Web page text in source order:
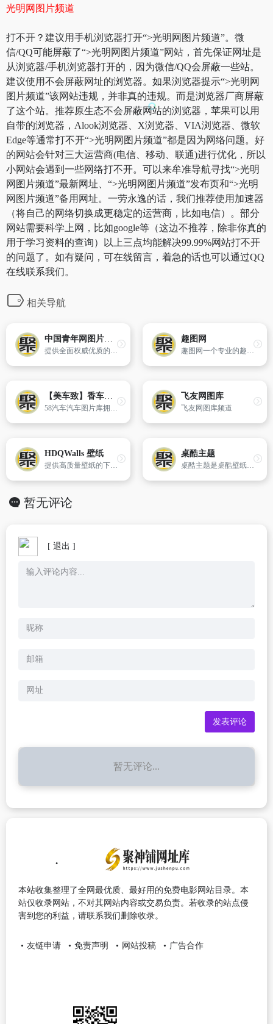
光明网图片频道
打不开？建议用手机浏览器打开“>光明网图片频道”。微
信/QQ可能屏蔽了“>光明网图片频道”网站，首先保证网址是
从浏览器/手机浏览器打开的，因为微信/QQ会屏蔽一些站。
建议使用不会屏蔽网址的浏览器。如果浏览器提示“>光明网
图片频道”该网站违规，并非真的违规。而是浏览器厂商屏蔽
了这个站。推荐原生态不会屏蔽网站的浏览器，苹果可以用
自带的浏览器，Alook浏览器、X浏览器、VIA浏览器、微软
Edge等通常打不开“>光明网图片频道”都是因为网络问题。好
的网站会针对三大运营商(电信、移动、联通)进行优化，所以
小网站会遇到一些网络打不开。可以来牟准导航寻找“>光明
网图片频道”最新网址、“>光明网图片频道”发布页和“>光明
网图片频道”备用网址。一劳永逸的话，我们推荐使用加速器
（将自己的网络切换成更稳定的运营商，比如电信）。部分
网站需要科学上网，比如google等（这边不推荐，除非你真的
用于学习资料的查询）以上三点均能解决99.99%网站打不开
的问题了。如有疑问，可在线留言，着急的话也可以通过QQ
在线联系我们。
相关导航
中国青年网图片频道
提供全面权威优质的图片资讯。精品栏目：国内图片,社会图片,国际图片,军事图片,视觉联盟,图片专题,图片故事
趣图网
趣图网一个专业的趣味搞笑图片搞笑视频分享平台,每日搜罗新搞笑图片笑死人动态,幽默搞笑图片,搞笑动态图片,趣味图片,成人笑话以及冷笑话,新鲜事趣事,脑筋急转弯,歇后语,趣味故事,寓言故事,成语故事,谜语大全及答案等精彩内容!
【美车致】香车美女|汽车壁纸|车展新车-58汽车
58汽车汽车图片库拥有质量最高、数量最全无水印汽车图片,在这里,您可以找到从汽车诞生以来的所有车型的精美壁纸,为您的电脑桌面呈现最佳的视觉享受,更多精美汽车壁纸尽在58汽车
飞友网图库
飞友网图库频道
HDQWalls 壁纸
提供高质量壁纸的下载网站，支持 4K 和 8K 图片分辨率免费下载
桌酷主题
桌酷主题是桌酷壁纸的又一个让你电脑桌面更酷的站点,每天提供新的桌面主题,电脑主题,xp桌面主题,电脑主题包下载。每一个桌酷主题都含有配套的桌面主题,桌面壁纸,鼠标,桌面图标.这就是桌酷主题。
暂无评论
[ 退出 ]
暂无评论...
本站收集整理了全网最优质、最好用的免费电影网站目录。本
站仅收录网站，不对其网站内容或交易负责。若收录的站点侵
害到您的利益，请联系我们删除收录。
友链申请 免责声明 网站投稿 广告合作